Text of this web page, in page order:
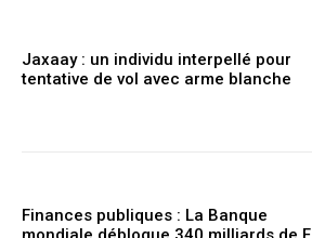
Jaxaay : un individu interpellé pour
tentative de vol avec arme blanche
Finances publiques : La Banque